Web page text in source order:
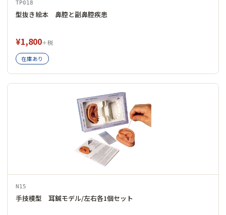
TP018
型抜き絵本 鼻腔と副鼻腔疾患
¥1,800＋税
在庫あり
N15
手技模型 耳鍼モデル/左右各1個セット